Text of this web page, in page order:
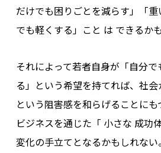
だけでも困りごとを減らす」「
でも軽くする」こと は できるか
それによって若者自身が「自分
る」という希望を持てれば、社
という阻害感を和らげることに
ビジネスを通じた「 小さな 成功
変化の手立てとなるかもしれない。